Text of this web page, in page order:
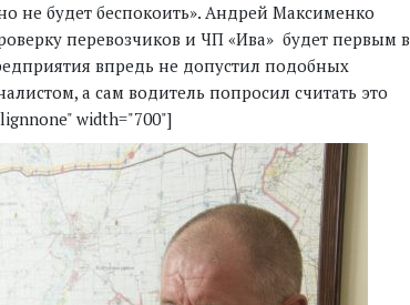
не будет беспокоить». Андрей Максименко
перевозчиков и ЧП «Ива» будет первым в
впредь не допустил подобных
а сам водитель попросил считать это
width="700"]